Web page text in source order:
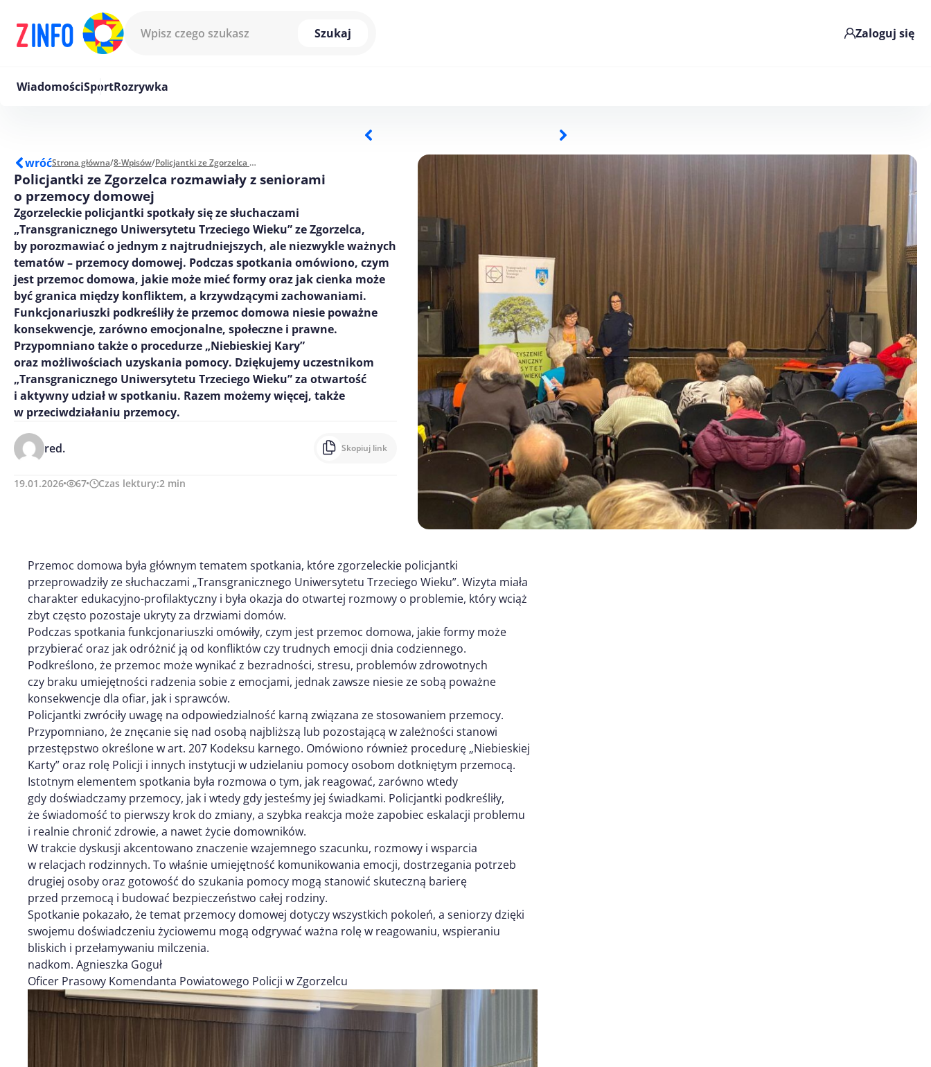
Szukaj
Zaloguj się
WiadomościSportRozrywka
wróćStrona główna/8-Wpisów/ Policjantki ze Zgorzelca rozmawiały z seniorami o przemocy domowej
Policjantki ze Zgorzelca rozmawiały z seniorami
o przemocy domowej
Zgorzeleckie policjantki spotkały się ze słuchaczami
„Transgranicznego Uniwersytetu Trzeciego Wieku” ze Zgorzelca,
by porozmawiać o jednym z najtrudniejszych, ale niezwykle ważnych
tematów – przemocy domowej. Podczas spotkania omówiono, czym
jest przemoc domowa, jakie może mieć formy oraz jak cienka może
być granica między konfliktem, a krzywdzącymi zachowaniami.
Funkcjonariuszki podkreśliły że przemoc domowa niesie poważne
konsekwencje, zarówno emocjonalne, społeczne i prawne.
Przypomniano także o procedurze „Niebieskiej Kary”
oraz możliwościach uzyskania pomocy. Dziękujemy uczestnikom
„Transgranicznego Uniwersytetu Trzeciego Wieku” za otwartość
i aktywny udział w spotkaniu. Razem możemy więcej, także
w przeciwdziałaniu przemocy.
red. Skopiuj link
19.01.2026 67 Czas lektury:2 min
Przemoc domowa była głównym tematem spotkania, które zgorzeleckie policjantki
przeprowadziły ze słuchaczami „Transgranicznego Uniwersytetu Trzeciego Wieku”. Wizyta miała
charakter edukacyjno-profilaktyczny i była okazja do otwartej rozmowy o problemie, który wciąż
zbyt często pozostaje ukryty za drzwiami domów.
Podczas spotkania funkcjonariuszki omówiły, czym jest przemoc domowa, jakie formy może
przybierać oraz jak odróżnić ją od konfliktów czy trudnych emocji dnia codziennego.
Podkreślono, że przemoc może wynikać z bezradności, stresu, problemów zdrowotnych
czy braku umiejętności radzenia sobie z emocjami, jednak zawsze niesie ze sobą poważne
konsekwencje dla ofiar, jak i sprawców.
Policjantki zwróciły uwagę na odpowiedzialność karną związana ze stosowaniem przemocy.
Przypomniano, że znęcanie się nad osobą najbliższą lub pozostającą w zależności stanowi
przestępstwo określone w art. 207 Kodeksu karnego. Omówiono również procedurę „Niebieskiej
Karty” oraz rolę Policji i innych instytucji w udzielaniu pomocy osobom dotkniętym przemocą.
Istotnym elementem spotkania była rozmowa o tym, jak reagować, zarówno wtedy
gdy doświadczamy przemocy, jak i wtedy gdy jesteśmy jej świadkami. Policjantki podkreśliły,
że świadomość to pierwszy krok do zmiany, a szybka reakcja może zapobiec eskalacji problemu
i realnie chronić zdrowie, a nawet życie domowników.
W trakcie dyskusji akcentowano znaczenie wzajemnego szacunku, rozmowy i wsparcia
w relacjach rodzinnych. To właśnie umiejętność komunikowania emocji, dostrzegania potrzeb
drugiej osoby oraz gotowość do szukania pomocy mogą stanowić skuteczną barierę
przed przemocą i budować bezpieczeństwo całej rodziny.
Spotkanie pokazało, że temat przemocy domowej dotyczy wszystkich pokoleń, a seniorzy dzięki
swojemu doświadczeniu życiowemu mogą odgrywać ważna rolę w reagowaniu, wspieraniu
bliskich i przełamywaniu milczenia.
nadkom. Agnieszka Goguł
Oficer Prasowy Komendanta Powiatowego Policji w Zgorzelcu